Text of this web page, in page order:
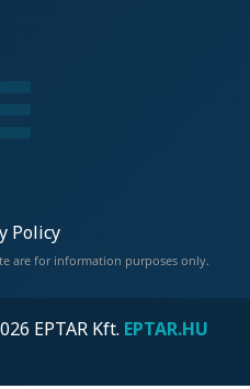
Policy
are for information purposes only.
EPTAR Kft. EPTAR.HU